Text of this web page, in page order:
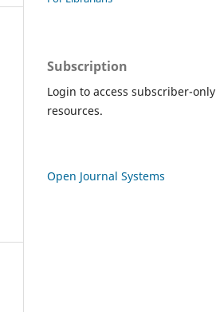
Subscription
Login to access subscriber-only
resources.
Open Journal Systems